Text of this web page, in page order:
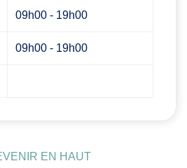
09h00 - 19h00
09h00 - 19h00
EN HAUT